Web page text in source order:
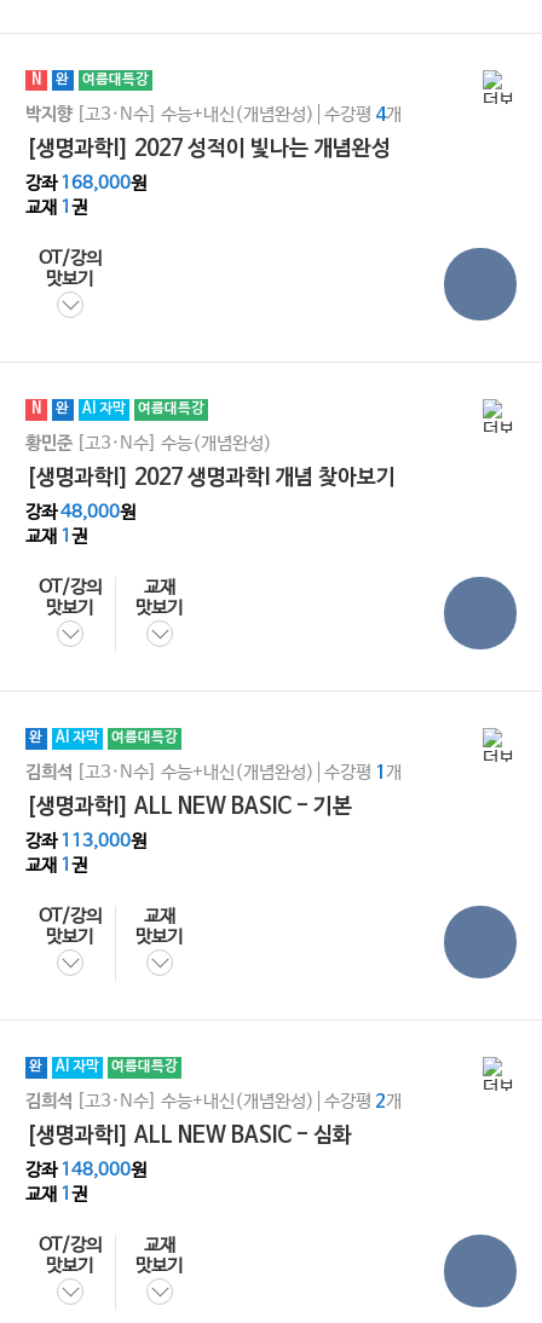
N 완 여름대특강
박지향 [고3·N수] 수능+내신(개념완성) 수강평 4개
[생명과학I] 2027 성적이 빛나는 개념완성
강좌168,000원
교재 1 권
OT/강의
맛보기
N 완 AI 자막 여름대특강
황민준 [고3·N수] 수능(개념완성)
[생명과학I] 2027 생명과학I 개념 찾아보기
강좌48,000원
교재 1 권
OT/강의
맛보기
교재
맛보기
완 AI 자막 여름대특강
김희석 [고3·N수] 수능+내신(개념완성) 수강평 1 개
[생명과학I] ALL NEW BASIC - 기본
강좌113,000원
교재 1 권
OT/강의
맛보기
교재
맛보기
완 AI 자막 여름대특강
김희석 [고3·N수] 수능+내신(개념완성) 수강평 2개
[생명과학I] ALL NEW BASIC - 심화
강좌148,000원
교재 1 권
OT/강의
맛보기
교재
맛보기